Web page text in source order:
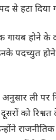
से हटा दिया
होने के
पदच्युत
अनुसार ली
को
राजनीतिक